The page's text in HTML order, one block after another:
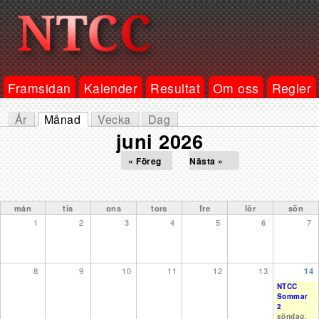
Framsidan Kalender Resultat Om oss Regler
Primära flikar
År
Månad
Vecka Dag
juni 2026
« Föreg Nästa »
mån tis ons tors fre lör
sön
1
2 3 4 5 6 7
8 9 10 11 12 13 14
NTCC
Sommar
2
söndag,